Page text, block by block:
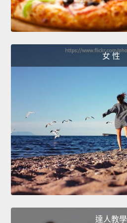
女 性
達人教學